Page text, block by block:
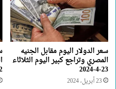
سعر الدولار اليوم مقابل الجنيه
المصري وتراجع كبير اليوم الثلاثاء
23-4-2024
23 أبريل، 2024